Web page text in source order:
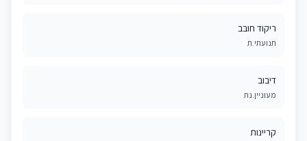
ריקוד חובב
תנועתי.ת
דיבוב
מעוניין.נת
קריינות